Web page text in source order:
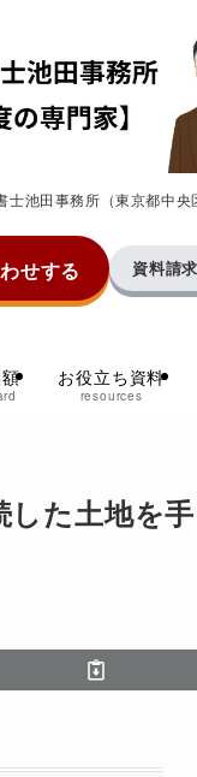
池田事務所（東京都中
お役立ち資料
resources
せする 資料請
した土地を手